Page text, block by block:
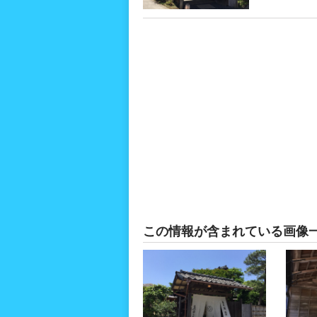
この情報が含まれている画像